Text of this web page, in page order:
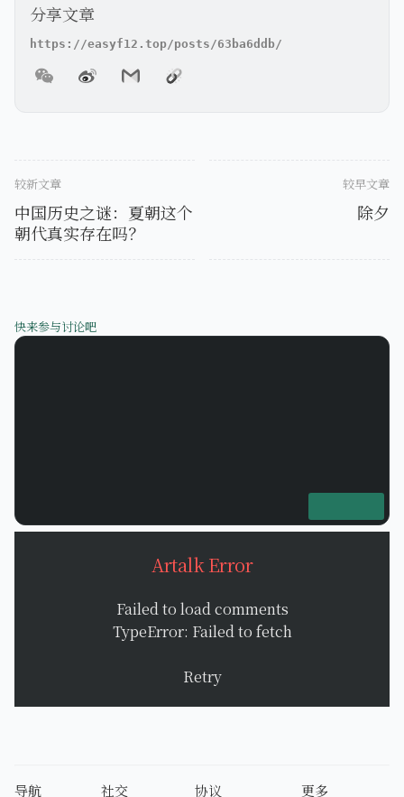
分享文章
较新文章
中国历史之谜：夏朝这个
朝代真实存在吗？
较早文章
除夕
快来参与讨论吧
Artalk Error
Failed to load comments
TypeError: Failed to fetch
Retry
导航 社交 协议 更多